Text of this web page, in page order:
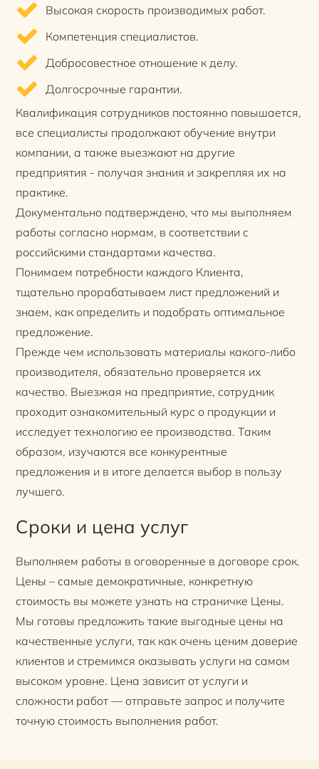
Высокая скорость производимых работ.
Компетенция специалистов.
Добросовестное отношение к делу.
Долгосрочные гарантии.
Квалификация сотрудников постоянно повышается,
все специалисты продолжают обучение внутри
компании, а также выезжают на другие
предприятия - получая знания и закрепляя их на
практике.
Документально подтверждено, что мы выполняем
работы согласно нормам, в соответствии с
российскими стандартами качества.
Понимаем потребности каждого Клиента,
тщательно прорабатываем лист предложений и
знаем, как определить и подобрать оптимальное
предложение.
Прежде чем использовать материалы какого-либо
производителя, обязательно проверяется их
качество. Выезжая на предприятие, сотрудник
проходит ознакомительный курс о продукции и
исследует технологию ее производства. Таким
образом, изучаются все конкурентные
предложения и в итоге делается выбор в пользу
лучшего.
Сроки и цена услуг
Выполняем работы в оговоренные в договоре срок.
Цены – самые демократичные, конкретную
стоимость вы можете узнать на страничке Цены.
Мы готовы предложить такие выгодные цены на
качественные услуги, так как очень ценим доверие
клиентов и стремимся оказывать услуги на самом
высоком уровне. Цена зависит от услуги и
сложности работ — отправьте запрос и получите
точную стоимость выполнения работ.